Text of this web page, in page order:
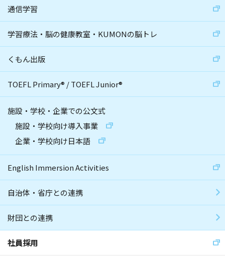
通信学習
学習療法・脳の健康教室・KUMONの脳トレ
くもん出版
TOEFL Primary® /TOEFL Junior®
施設・学校・企業での公文式
施設・学校向け導入事業
企業・学校向け日本語
English Immersion Activities
自治体・省庁との連携
財団との連携
社員採用